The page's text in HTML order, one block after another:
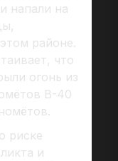
напали на
районе.
что
огонь из
B-40
риске
и